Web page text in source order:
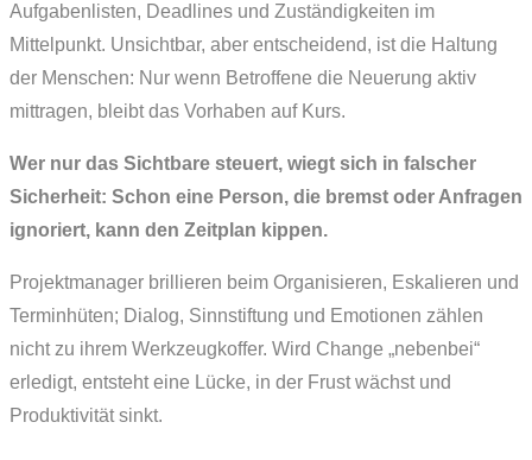
Aufgaben­listen, Deadlines und Zuständig­keiten im
Mittelpunkt. Unsichtbar, aber entscheidend, ist die Haltung
der Menschen: Nur wenn Betroffene die Neuerung aktiv
mittragen, bleibt das Vorhaben auf Kurs.
Wer nur das Sichtbare steuert, wiegt sich in falscher
Sicherheit: Schon eine Person, die bremst oder Anfragen
ignoriert, kann den Zeitplan kippen.
Projekt­manager brillieren beim Organisieren, Eskalieren und
Terminhüten; Dialog, Sinn­stiftung und Emotionen zählen
nicht zu ihrem Werkzeugkoffer. Wird Change „nebenbei“
erledigt, entsteht eine Lücke, in der Frust wächst und
Produktivität sinkt.